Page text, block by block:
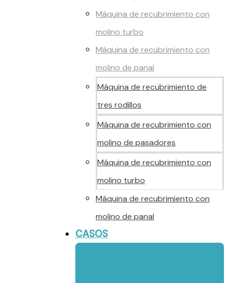
Máquina de recubrimiento con
molino turbo
Máquina de recubrimiento con
molino de panal
Máquina de recubrimiento de
tres rodillos
Máquina de recubrimiento con
molino de pasadores
Máquina de recubrimiento con
molino turbo
Máquina de recubrimiento con
molino de panal
CASOS